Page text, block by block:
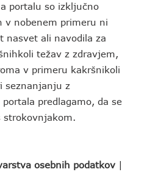
portalu so izključno
v nobenem primeru ni
nasvet ali navodila za
težav z zdravjem,
v primeru kakršnikoli
seznanjanju z
predlagamo, da se
strokovnjakom.
osebnih podatkov |